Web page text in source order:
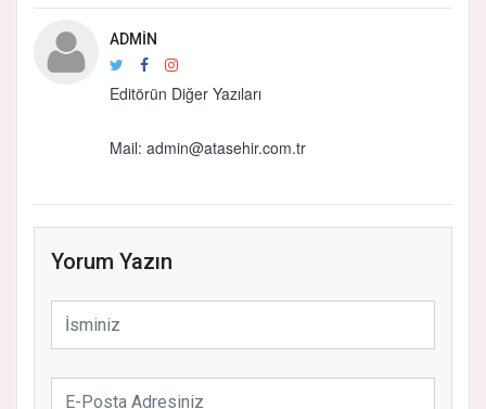
ADMIN
Editörün Diğer Yazıları
Mail: admin@atasehir.com.tr
Yorum Yazın